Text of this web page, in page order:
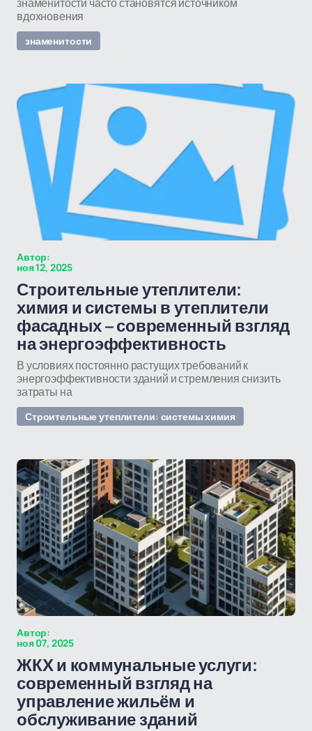
вдохновения
знаменитости
Автор:
ноя 12, 2025
Строительные утеплители:
химия и системы в утеплители
фасадных – современный взгляд
на энергоэффективность
В условиях постоянно растущих требований к
энергоэффективности зданий и стремления снизить
затраты на
Строительные утеплители: системы химия
Автор:
ноя 07, 2025
ЖКХ и коммунальные услуги:
современный взгляд на
управление жильём и
обслуживание зданий